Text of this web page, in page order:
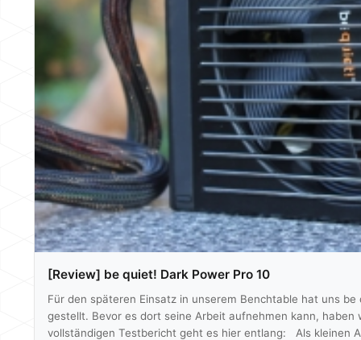
[Review] be quiet! Dark Power Pro 10
Für den späteren Einsatz in unserem Benchtable hat uns
gestellt. Bevor es dort seine Arbeit aufnehmen kann,
vollständigen Testbericht geht es hier entlang: Als kleinen